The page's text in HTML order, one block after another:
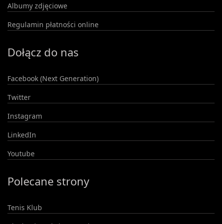
Albumy zdjęciowe
Regulamin płatności online
Dołącz do nas
Facebook (Next Generation)
Twitter
Instagram
LinkedIn
Youtube
Polecane strony
Tenis Klub